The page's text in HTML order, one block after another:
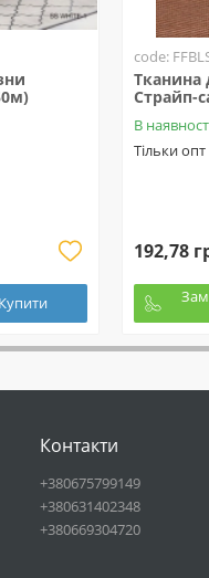
Купити
code:
Тканина
Страйп-
В
Тільки опт
192,78
Контакти
+380675799149
+380631402348
+380669304720